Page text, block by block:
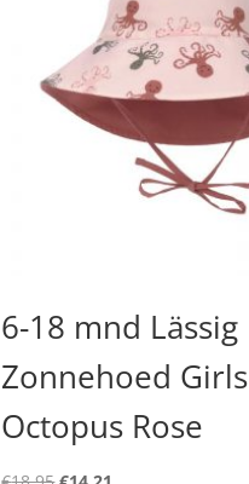
6-18 mnd Lässig
Zonnehoed Girls
Octopus Rose